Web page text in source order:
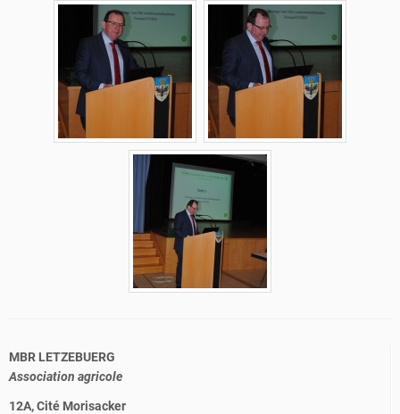
MBR LETZEBUERG
Association agricole
12A, Cité Morisacker